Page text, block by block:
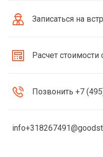
Записаться на
Расчет стоимости
Позвонить +7